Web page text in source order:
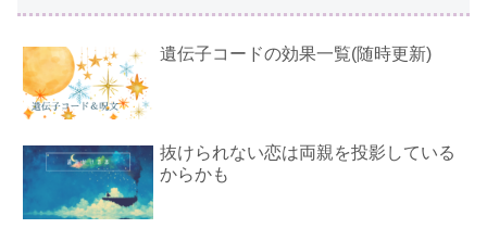
遺伝子コードの効果一覧(随時更新)
抜けられない恋は両親を投影している
からかも